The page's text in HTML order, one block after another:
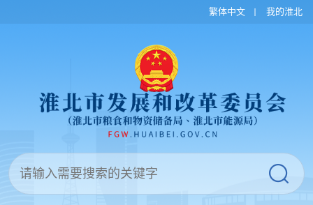
繁体中文 我的淮北